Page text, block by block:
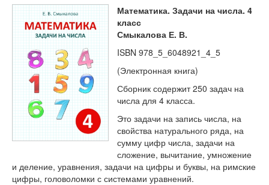
Турниры
Вебинары
Тесты
Книги
Игры
Учитель
Математика. Задачи на числа. 4
класс
Смыкалова Е. В.
ISBN 978_5_6048921_4_5
(Электронная книга)
Сборник содержит 250 задач на
числа для 4 класса.
Это задачи на запись числа, на
свойства натурального ряда, на
сумму цифр числа, задачи на
сложение, вычитание, умножение
и деление, уравнения, задачи на цифры и буквы, на римские
цифры, головоломки с системами уравнений.